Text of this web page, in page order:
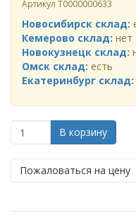
Артикул Т0000000633
Новосибирск склад:
Кемерово склад: нет
Новокузнецк склад:
Омск склад: есть
Екатеринбург склад:
В корзину
Пожаловаться на цену